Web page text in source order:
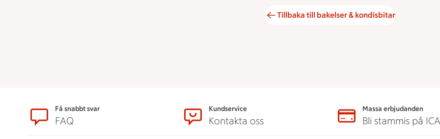
Tillbaka till bakelser & kondisbitar
SidfotFå snabbt svar
FAQ
Kundservice
Kontakta oss
Massa erbjudanden
Bli stammis på ICA